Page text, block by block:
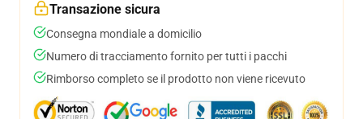
Transazione sicura
Consegna mondiale a domicilio
Numero di tracciamento fornito per tutti i pacchi
Rimborso completo se il prodotto non viene ricevuto